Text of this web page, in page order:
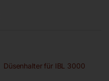
Düsenhalter für IBL 3000